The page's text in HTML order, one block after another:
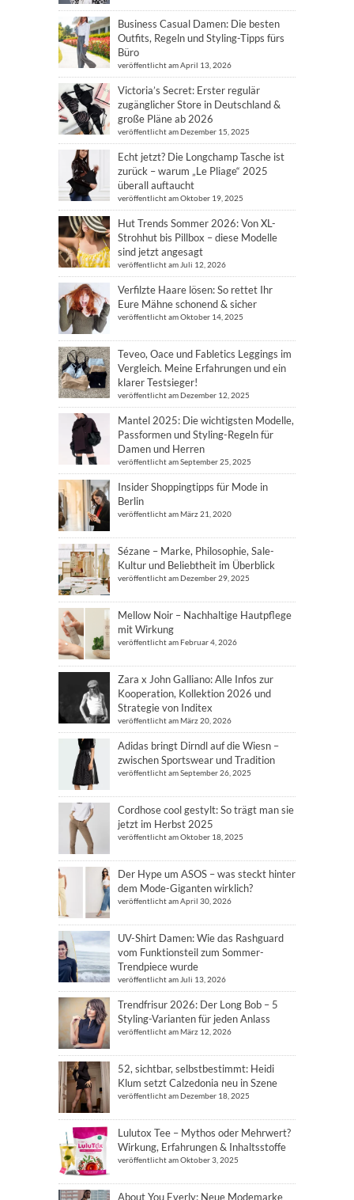
Business Casual Damen: Die besten
Outfits, Regeln und Styling-Tipps fürs
Büro
veröffentlicht am April 13, 2026
Victoria’s Secret: Erster regulär
zugänglicher Store in Deutschland &
große Pläne ab 2026
veröffentlicht am Dezember 15, 2025
Echt jetzt? Die Longchamp Tasche ist
zurück – warum „Le Pliage“ 2025
überall auftaucht
veröffentlicht am Oktober 19, 2025
Hut Trends Sommer 2026: Von XL-
Strohhut bis Pillbox – diese Modelle
sind jetzt angesagt
veröffentlicht am Juli 12, 2026
Verfilzte Haare lösen: So rettet Ihr
Eure Mähne schonend & sicher
veröffentlicht am Oktober 14, 2025
Teveo, Oace und Fabletics Leggings im
Vergleich. Meine Erfahrungen und ein
klarer Testsieger!
veröffentlicht am Dezember 12, 2025
Mantel 2025: Die wichtigsten Modelle,
Passformen und Styling-Regeln für
Damen und Herren
veröffentlicht am September 25, 2025
Insider Shoppingtipps für Mode in
Berlin
veröffentlicht am März 21, 2020
Sézane – Marke, Philosophie, Sale-
Kultur und Beliebtheit im Überblick
veröffentlicht am Dezember 29, 2025
Mellow Noir – Nachhaltige Hautpflege
mit Wirkung
veröffentlicht am Februar 4, 2026
Zara x John Galliano: Alle Infos zur
Kooperation, Kollektion 2026 und
Strategie von Inditex
veröffentlicht am März 20, 2026
Adidas bringt Dirndl auf die Wiesn –
zwischen Sportswear und Tradition
veröffentlicht am September 26, 2025
Cordhose cool gestylt: So trägt man sie
jetzt im Herbst 2025
veröffentlicht am Oktober 18, 2025
Der Hype um ASOS – was steckt hinter
dem Mode-Giganten wirklich?
veröffentlicht am April 30, 2026
UV-Shirt Damen: Wie das Rashguard
vom Funktionsteil zum Sommer-
Trendpiece wurde
veröffentlicht am Juli 13, 2026
Trendfrisur 2026: Der Long Bob – 5
Styling-Varianten für jeden Anlass
veröffentlicht am März 12, 2026
52, sichtbar, selbstbestimmt: Heidi
Klum setzt Calzedonia neu in Szene
veröffentlicht am Dezember 18, 2025
Lulutox Tee – Mythos oder Mehrwert?
Wirkung, Erfahrungen & Inhaltsstoffe
veröffentlicht am Oktober 3, 2025
About You Everly: Neue Modemarke